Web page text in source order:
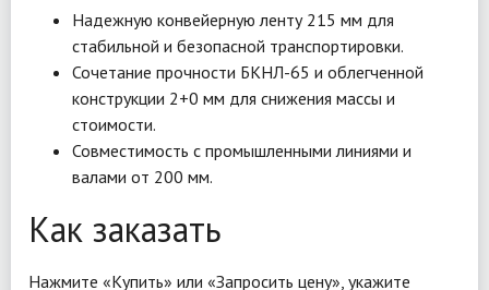
Надежную конвейерную ленту 215 мм для
стабильной и безопасной транспортировки.
Сочетание прочности БКНЛ-65 и облегченной
конструкции 2+0 мм для снижения массы и
стоимости.
Совместимость с промышленными линиями и
валами от 200 мм.
Как заказать
Нажмите «Купить» или «Запросить цену», укажите